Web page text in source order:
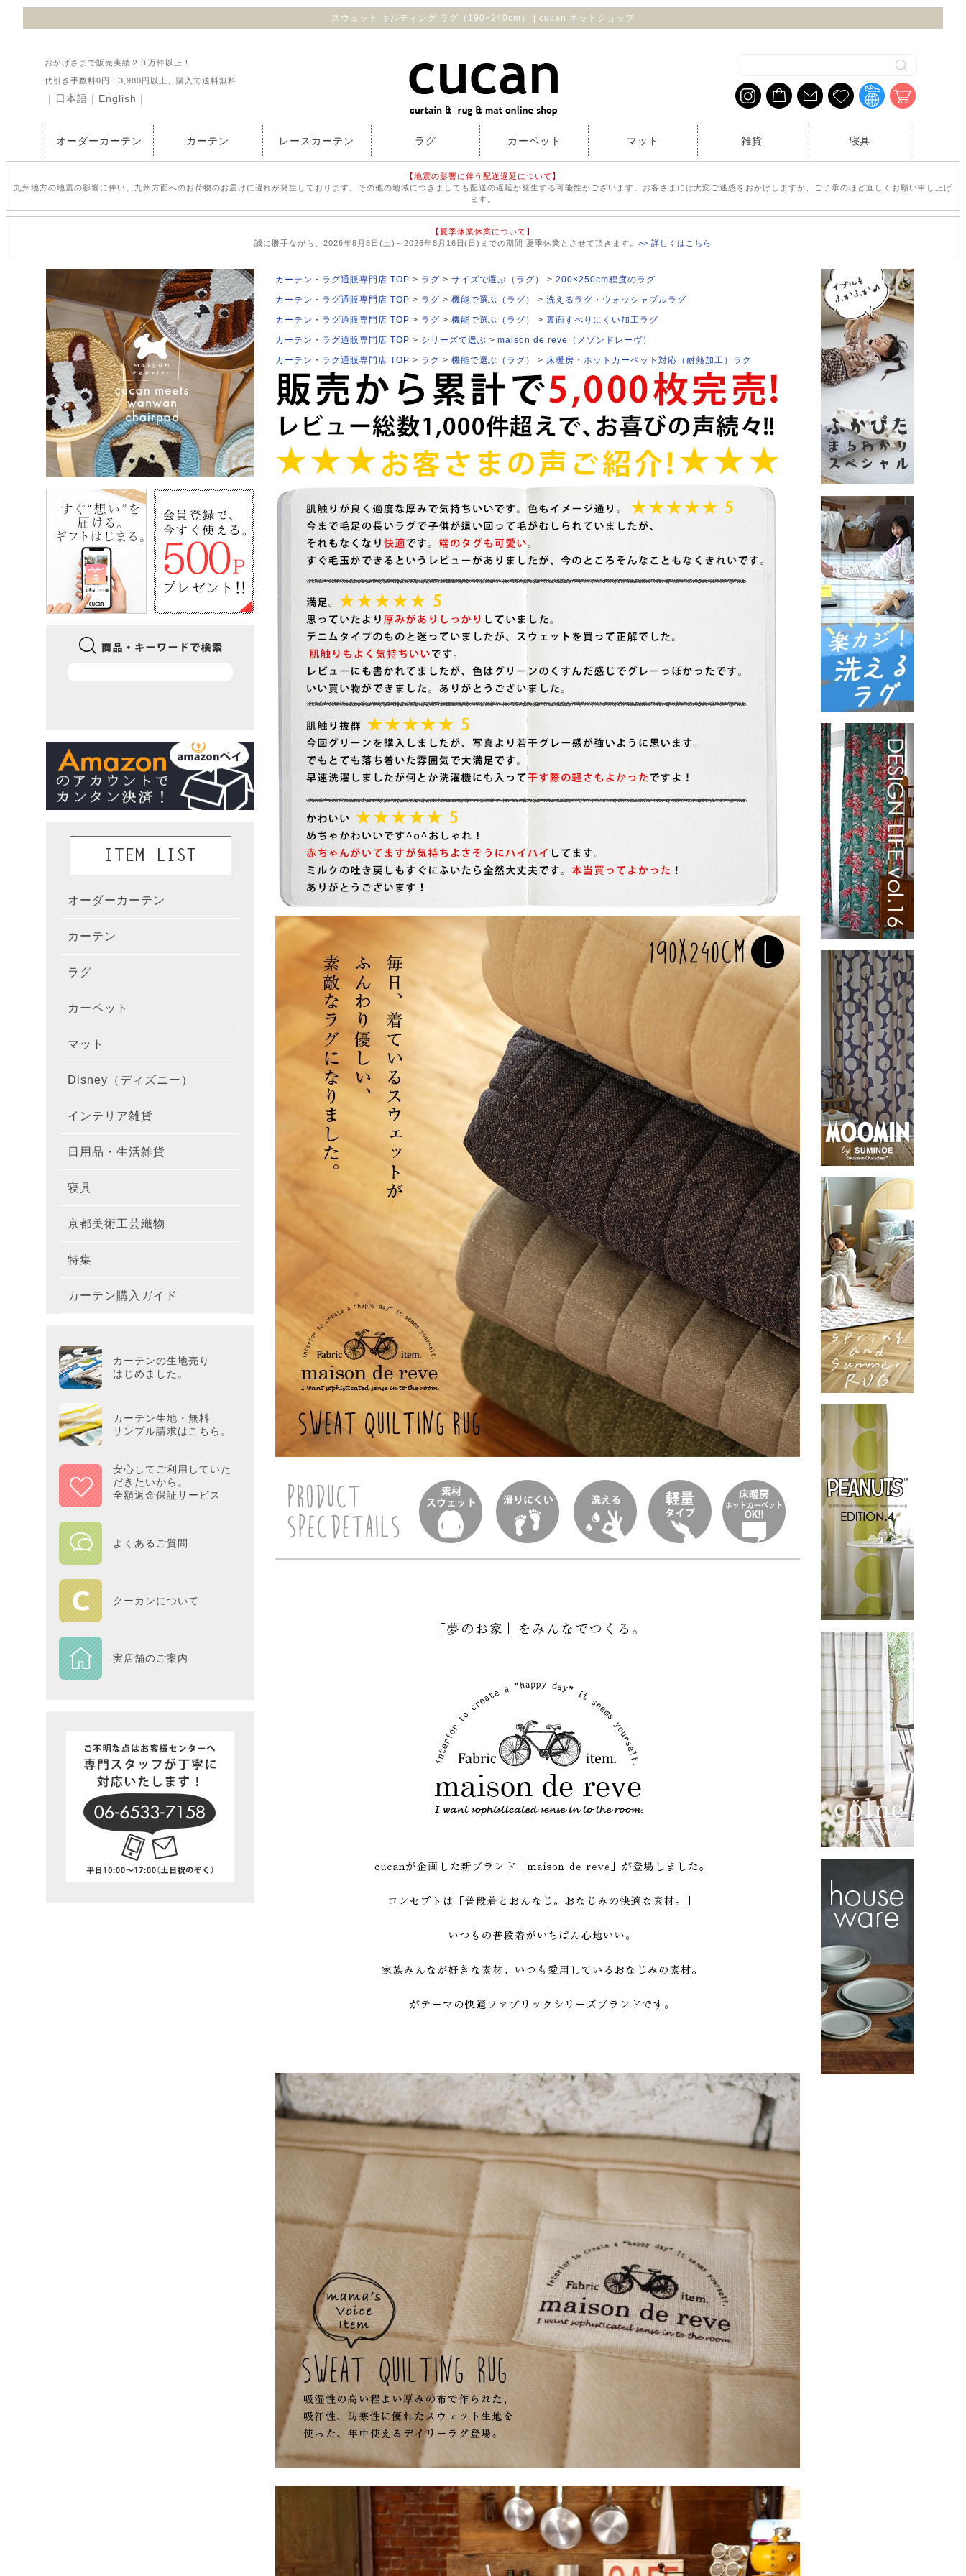
スウェット キルティング ラグ（190×240cm） | cucan ネットショップ
おかげさまで販売実績２０万件以上！
代引き手数料0円！3,980円以上、購入で送料無料
｜ 日本語 ｜ English ｜
オーダーカーテン カーテン レースカーテン ラグ カーペット マット 雑貨 寝具
【地震の影響に伴う配送遅延について】
九州地方の地震の影響に伴い、九州方面へのお荷物のお届けに遅れが発生しております。その他の地域につきましても配送の遅延が発生する可能性がございます。お客さまには大変ご迷惑をおかけしますが、ご了承のほど宜しくお願い申し上げ
ます。
【夏季休業休業について】
誠に勝手ながら、2026年8月8日(土)～2026年8月16日(日)までの期間 夏季休業とさせて頂きます。>> 詳しくはこちら
オーダーカーテン かんたん！オーダー注文へ
カーテンサイズの測り方
カーテン生地 無料サンプル
DESIGN LIFE
NEXTHOME
colne
カーテン 既製カーテン
遮光カーテン
100×135cm（遮光カーテン）
100×178cm（遮光カーテン）
100×200cm（遮光カーテン）
厚地カーテン
100×135cm（厚地カーテン）
100×178cm（厚地カーテン）
100×200cm（厚地カーテン）
レースカーテン
100×133cm(レースカーテン)
100×176cm(レースカーテン)
100×198cm(レースカーテン)
カーテンを機能で選ぶ
1級遮光カーテン
防炎カーテン
ミラーレースカーテン
防炎レースカーテン
カーテンをテイストで選ぶ
花・植物柄(厚地カーテン)
モダン柄(厚地カーテン)
無地・無地調(厚地カーテン)
花・植物柄(レースカーテン)
無地・無地調(レースカーテン)
カーテン生地 無料サンプル
DESIGN LIFE
防炎
カーテンデザイン一覧
既成カーテンサイズの選び方
ラグ ラグをサイズで選ぶ
100×140cm程度
140×200cm程度
170×220cm程度
200×200cm程度
200×250cm程度
220×250cm程度
100×100cm（円形）
150×150cm（円形）
その他のサイズ
ラグを機能で選ぶ
床暖房/ホットカーペット対応
防音ラグ
防炎ラグ
防ダニラグ
アレルゲン抑制ラグ
洗えるラグ
冷感・涼感ラグ
吸湿・発熱ラグ
ラグのサイズの選び方
ラグの選び方講座
ラグのお手入れ方法
カーペット カーペットをサイズで選ぶ
176×176cm（江戸間2畳）
176×261cm（江戸間3畳）
261×261cm（江戸間4.5畳）
261×352cm（江戸間6畳）
352×352cm（江戸間8畳）
191×191cm（本間2畳）
191×286cm（本間3畳）
286×286cm（本間4.5畳）
286×382cm（本間6畳）
タイルカーペット
カーペットのサイズの選び方
カーペットの選び方講座
カーペットのお手入れ方法
カーペットデザイン一覧
マット 玄関マット
約45×75cm
約50×80cm
約55×85cm
約60×90cm
円形・変形サイズ
キッチンマット
約45×60cm
約45×120cm
約45×180cm
約45×270cm
マットを機能で選ぶ
洗えるマット
滑り止め加工
マットのお手入れ方法
Disney（ディズニー） オーダーカーテン
カーテン
雑貨
キャラクターで選ぶ
ミッキー／MICKEY
プー／POOH
アリス／ALICE
ディズニープリンセス／DISNEY PRINCESS
プレミアムコレクション
インテリア雑貨 クッションカバー
スリッパ
布・生地
日用品・生活雑貨 キッチン収納・ラック
キッチン小物
リビング用品
バス・トイレ・ランドリー
シリーズで選ぶ
Tower タワー
Tosca トスカ
KINTO キントー
寝具
敷きパッド
京都美術工芸織物 風呂敷
特集
MOOMIN（ムーミン）
PEANUTS（ピーナッツ）
Saana ja Olli（サーナヤオッリ）
Disney（ディズニー）
ずっと使えるプロジェクト
MILK HOME（ミルクホーム）
maison de reve
カーテン購入ガイド カーテンサイズの測り方
カーテンサイズの選び方
カーテンの形状記憶加工
遮光カーテンとは？
ミラーレースカーテンとは？
カーテンの生地売り
はじめました。
カーテン生地・無料
サンプル請求はこちら。
安心してご利用していた
だきたいから。
全額返金保証サービス
よくあるご質問
クーカンについて
実店舗のご案内
カーテン・ラグ通販専門店 TOP ラグ サイズで選ぶ（ラグ）
200×250cm程度のラグ
カーテン・ラグ通販専門店 TOP
ラグ 機能で選ぶ（ラグ）
洗えるラグ・ウォッシャブルラグ
カーテン・ラグ通販専門店 TOP
ラグ 機能で選ぶ（ラグ）
裏面すべりにくい加工ラグ
カーテン・ラグ通販専門店 TOP
シリーズで選ぶ
maison de reve（メゾンドレーヴ）
カーテン・ラグ通販専門店 TOP
ラグ 機能で選ぶ（ラグ） 床暖房・ホットカーペット対応（耐熱加工）ラグ